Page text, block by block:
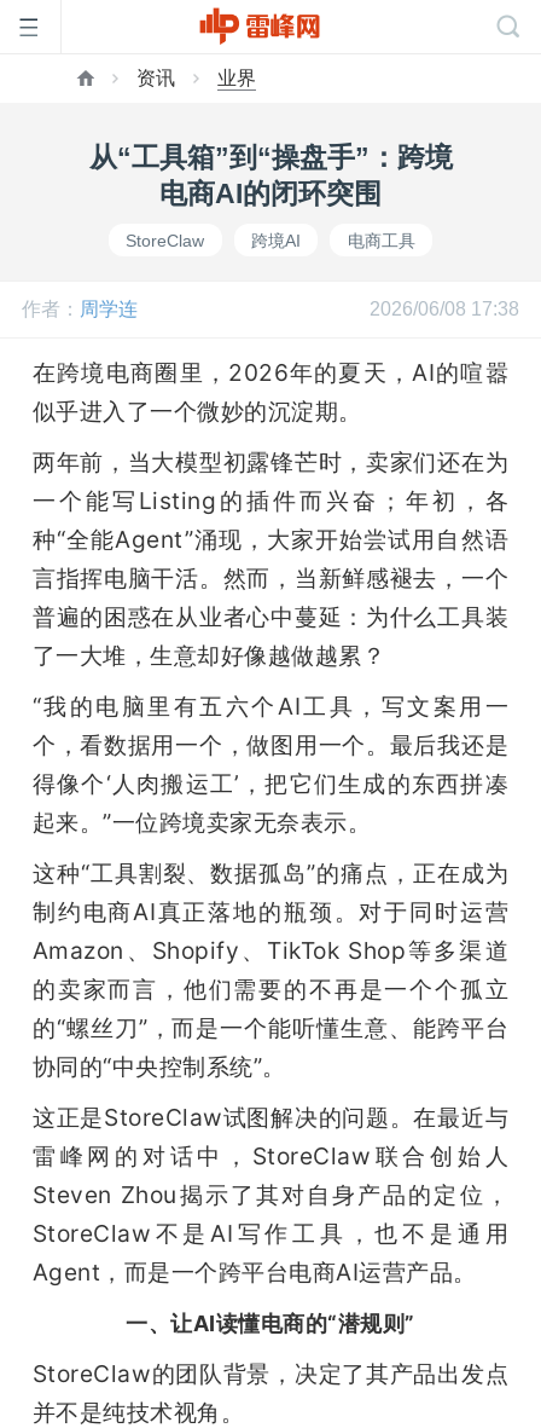
网
公
开
课
动
中
心
GAIR
题
爱
搞
资讯 业界
从“工具箱”到“操盘手”：跨境
电商AI的闭环突围
StoreClaw 跨境AI 电商工具
作者： 周学连 2026/06/08 17:38
在跨境电商圈里，2026年的夏天，AI的喧嚣
似乎进入了一个微妙的沉淀期。
两年前，当大模型初露锋芒时，卖家们还在为
一个能写Listing的插件而兴奋；年初，各
种“全能Agent”涌现，大家开始尝试用自然语
言指挥电脑干活。然而，当新鲜感褪去，一个
普遍的困惑在从业者心中蔓延：为什么工具装
了一大堆，生意却好像越做越累？
“我的电脑里有五六个AI工具，写文案用一
个，看数据用一个，做图用一个。最后我还是
得像个‘人肉搬运工’，把它们生成的东西拼凑
起来。”一位跨境卖家无奈表示。
这种“工具割裂、数据孤岛”的痛点，正在成为
制约电商AI真正落地的瓶颈。对于同时运营
Amazon、Shopify、TikTok Shop等多渠道
的卖家而言，他们需要的不再是一个个孤立
的“螺丝刀”，而是一个能听懂生意、能跨平台
协同的“中央控制系统”。
这正是StoreClaw试图解决的问题。在最近与
雷峰网的对话中，StoreClaw联合创始人
Steven Zhou揭示了其对自身产品的定位，
StoreClaw不是AI写作工具，也不是通用
Agent，而是一个跨平台电商AI运营产品。
一、让AI读懂电商的“潜规则”
StoreClaw的团队背景，决定了其产品出发点
并不是纯技术视角。